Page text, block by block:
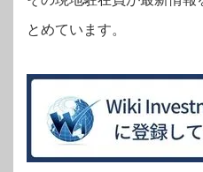
とめています。